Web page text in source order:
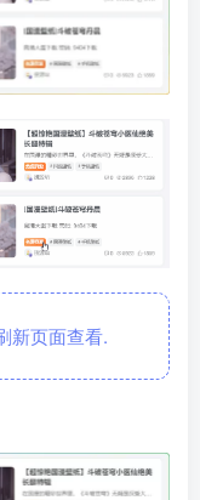
新页面查看.